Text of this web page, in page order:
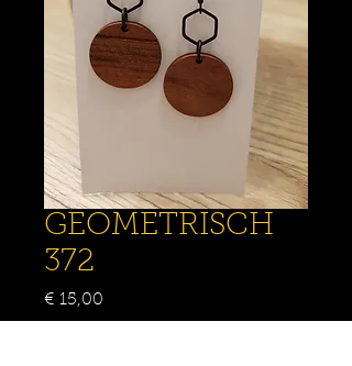
GEOMETRISCH
372
€ 15,00